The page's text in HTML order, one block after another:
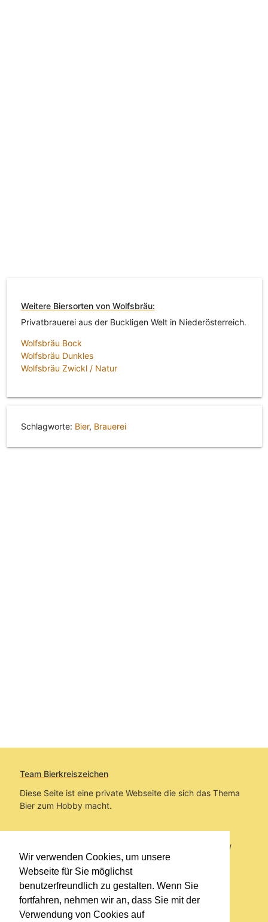
Wir verwenden Cookies, um unsere
Webseite für Sie möglichst
benutzerfreundlich zu gestalten. Wenn Sie
fortfahren, nehmen wir an, dass Sie mit der
Verwendung von Cookies auf
Weitere Biersorten von Wolfsbräu:
Privatbrauerei aus der Buckligen Welt in Niederösterreich.
Wolfsbräu Bock
Wolfsbräu Dunkles
Wolfsbräu Zwickl / Natur
Schlagworte: Bier, Brauerei
Team Bierkreiszeichen
Diese Seite ist eine private Webseite die sich das Thema
Bier zum Hobby macht.
Sie befinden sich auf https://www.bierkreiszeichen.at/
im Pfad:Übers Bier/Biersorten
Erstellt: 2020-01-24
Links